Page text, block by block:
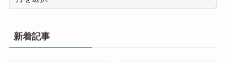
イ
ブ
新着記事